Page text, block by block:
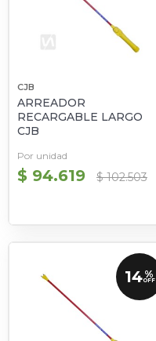
CJB
ARREADOR
RECARGABLE LARGO
CJB
Por unidad
$ 94.619 $ 102.503
14 %
OFF